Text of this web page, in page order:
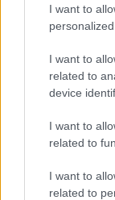
I want to
I want to
related to
device
I want to
related to
I want to
related to
Április 18-án
első két
órakor.
valamint a
megtekinthető
limitált